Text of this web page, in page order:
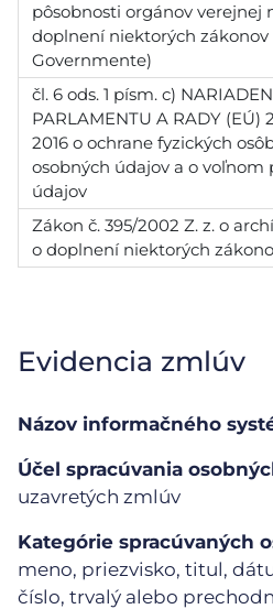
pôsobnosti orgánov verejnej
doplnení niektorých zákonov
Governmente)
čl. 6 ods. 1 písm. c)
PARLAMENTU A RADY (EÚ)
2016 o ochrane fyzických
osobných údajov a o voľnom
údajov
Zákon č. 395/2002 Z. z. o
o doplnení niektorých
Evidencia zmlúv
Názov informačného
Účel spracúvania
uzavretých zmlúv
Kategórie spracúvaných
meno, priezvisko, titul,
číslo, trvalý alebo